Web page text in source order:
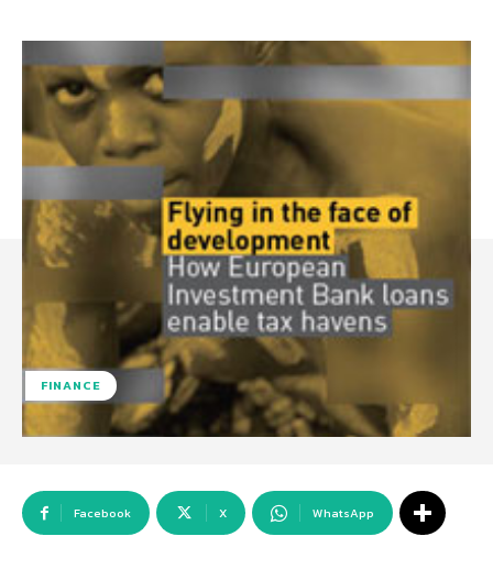
FINANCE
Facebook X WhatsApp